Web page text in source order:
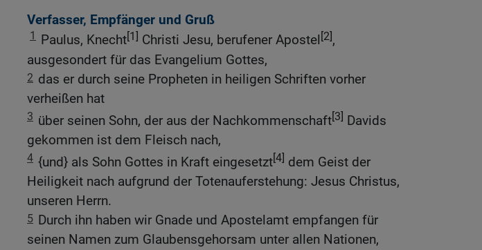
Verfasser, Empfänger und Gruß
1 Paulus, Knecht[1] Christi Jesu, berufener Apostel [2],
ausgesondert für das Evangelium Gottes,
2 das er durch seine Propheten in heiligen Schriften vorher
verheißen hat
3 über seinen Sohn, der aus der Nachkommenschaft[3] Davids
gekommen ist dem Fleisch nach,
4 {und} als Sohn Gottes in Kraft eingesetzt[4] dem Geist der
Heiligkeit nach aufgrund der Totenauferstehung: Jesus Christus,
unseren Herrn.
5 Durch ihn haben wir Gnade und Apostelamt empfangen für
seinen Namen zum Glaubensgehorsam unter allen Nationen,